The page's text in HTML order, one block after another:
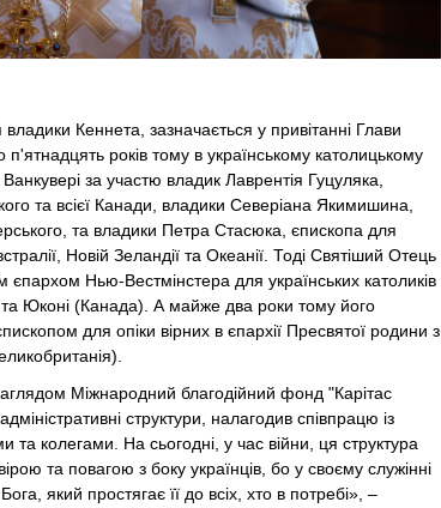
владики Кеннета, зазначається у привітанні Глави
п'ятнадцять років тому в українському католицькому
за участю владик Лаврентія Гуцуляка,
та всієї Канади, владики Северіана Якимишина,
та владики Петра Стасюка, єпископа для
Новій Зеландії та Океанії. Тоді Святіший Отець
єпархом Нью-Вестмінстера для українських католиків
та Юконі (Канада). А майже два роки тому його
для опіки вірних в єпархії Пресвятої родини з
Міжнародний благодійний фонд "Карітас
структури, налагодив співпрацю із
та колегами. На сьогодні, у час війни, ця структура
та повагою з боку українців, бо у своєму служінні
який простягає її до всіх, хто в потребі», –